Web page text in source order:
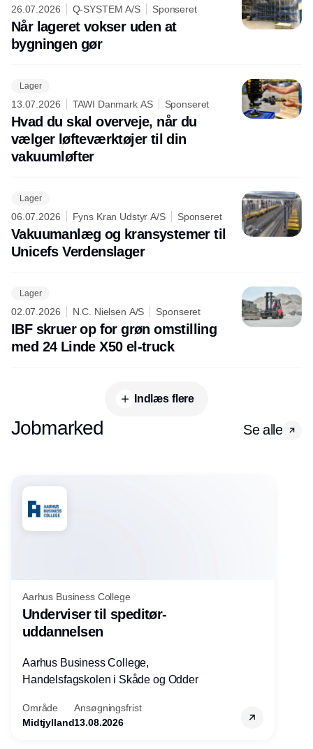
26.07.2026 Q-SYSTEM A/S Sponseret
Når lageret vokser uden at
bygningen gør
Lager
13.07.2026 TAWI Danmark AS Sponseret
Hvad du skal overveje, når du
vælger løfteværktøjer til din
vakuumløfter
Lager
06.07.2026 Fyns Kran Udstyr A/S Sponseret
Vakuumanlæg og kransystemer til
Unicefs Verdenslager
Lager
02.07.2026 N.C. Nielsen A/S Sponseret
IBF skruer op for grøn omstilling
med 24 Linde X50 el-truck
Indlæs flere
Jobmarked Se alle
Aarhus Business College
Underviser til speditør-
uddannelsen
Aarhus Business College,
Handelsfagskolen i Skåde og Odder
Område
Midtjylland
Ansøgningsfrist
13.08.2026